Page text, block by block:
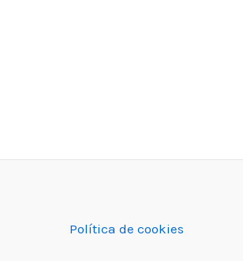
Política de cookies